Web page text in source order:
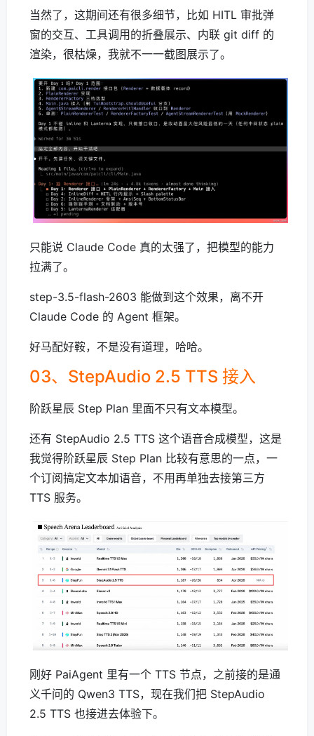
当然了，这期间还有很多细节，比如 HITL 审批弹
窗的交互、工具调用的折叠展示、内联 git diff 的
渲染，很枯燥，我就不一一截图展示了。
只能说 Claude Code 真的太强了，把模型的能力
拉满了。
step-3.5-flash-2603 能做到这个效果，离不开
Claude Code 的 Agent 框架。
好马配好鞍，不是没有道理，哈哈。
03、StepAudio 2.5 TTS 接入
阶跃星辰 Step Plan 里面不只有文本模型。
还有 StepAudio 2.5 TTS 这个语音合成模型，这是
我觉得阶跃星辰 Step Plan 比较有意思的一点，一
个订阅搞定文本加语音，不用再单独去接第三方
TTS 服务。
刚好 PaiAgent 里有一个 TTS 节点，之前接的是通
义千问的 Qwen3 TTS，现在我们把 StepAudio
2.5 TTS 也接进去体验下。